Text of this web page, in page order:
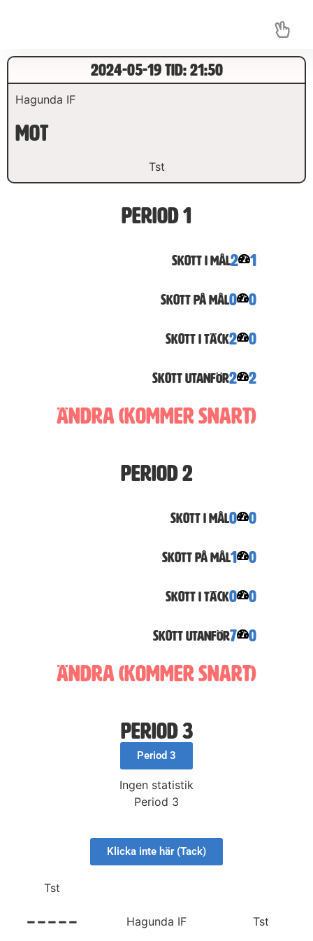
2024-05-19 TID: 21:50
Hagunda IF
mot
Tst
Period 1
Skott i Mål2 1
Skott på mål0 0
Skott i täck2 0
Skott utanför2 2
Ändra (Kommer snart)
Period 2
Skott i Mål0 0
Skott på mål1 0
Skott i täck0 0
Skott utanför7 0
Ändra (Kommer snart)
Period 3
Period 3
Ingen statistik
Period 3
Klicka inte här (Tack)
Tst
----- Hagunda IF Tst